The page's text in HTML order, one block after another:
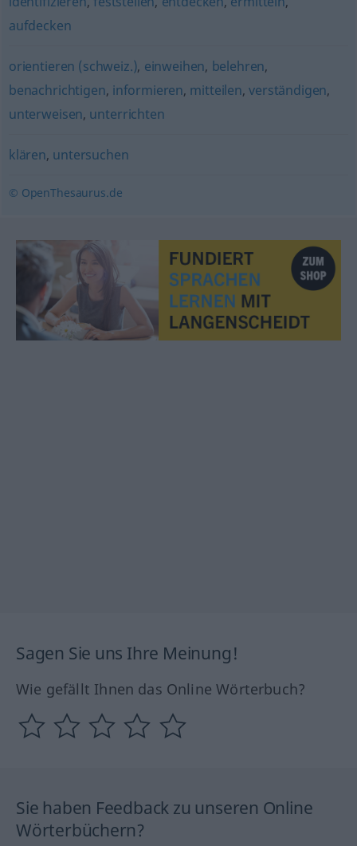
aufdecken
orientieren (schweiz.), einweihen, belehren,
benachrichtigen, informieren, mitteilen,verständigen,
unterweisen, unterrichten
klären, untersuchen
© OpenThesaurus.de
Sagen Sie uns Ihre Meinung!
Wie gefällt Ihnen das Online Wörterbuch?
Sie haben Feedback zu unseren Online
Wörterbüchern?